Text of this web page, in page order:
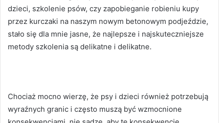
dzieci, szkolenie psów, czy zapobieganie robieniu kupy
przez kurczaki na naszym nowym betonowym podjeździe,
stało się dla mnie jasne, że najlepsze i najskuteczniejsze
metody szkolenia są delikatne i delikatne.
Chociaż mocno wierzę, że psy i dzieci również potrzebują
wyraźnych granic i często muszą być wzmocnione